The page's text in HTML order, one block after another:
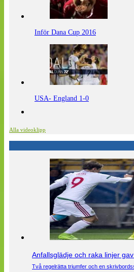
Inför Dana Cup 2016
USA- England 1-0
Alla videoklipp
Anfallsglädje och raka linjer
Två regelrätta triumfer och en